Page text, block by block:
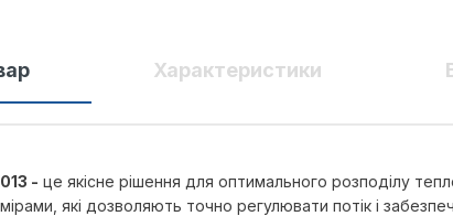
Характеристики
- це якісне рішення для оптимального розподілу
які дозволяють точно регулювати потік і